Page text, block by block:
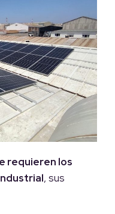
requieren los
, sus